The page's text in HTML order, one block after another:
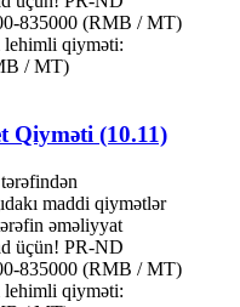
835000 (RMB / MT)
qiyməti:
/ MT)
Qiyməti (10.11)
maddi qiymətlər
əməliyyat
üçün! PR-ND
835000 (RMB / MT)
qiyməti: